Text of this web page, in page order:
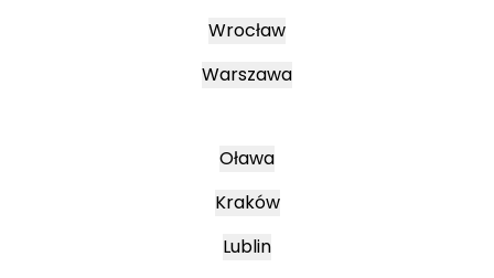
Wrocław
Warszawa
Oława
Kraków
Lublin